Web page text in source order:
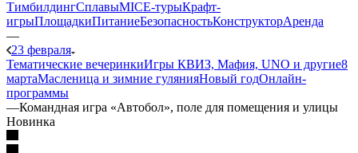
ТимбилдингСплавыMICE‑турыКрафт-
игрыПлощадкиПитаниеБезопасностьКонструкторАренда
—
23 февраля
Тематические вечеринкиИгры КВИЗ, Мафия, UNO и другие8
мартаМасленица и зимние гулянияНовый годОнлайн-
программы
—Командная игра «Автобол», поле для помещения и улицы
Новинка